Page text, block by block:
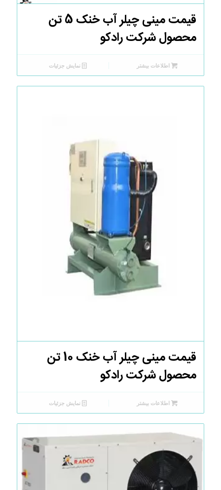
قیمت مینی چیلر آب خنک 5 تن
محصول شرکت رادکو
اطلاعات بیشتر نمایش جزئیات
قیمت مینی چیلر آب خنک 10 تن
محصول شرکت رادکو
اطلاعات بیشتر نمایش جزئیات